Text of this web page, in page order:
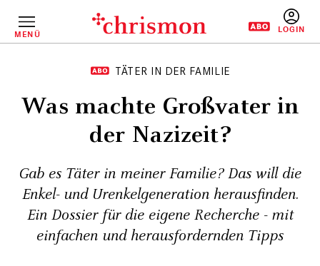
InhaltMENÜ
TÄTER IN DER FAMILIE
Was machte Großvater in
der Nazizeit?
Gab es Täter in meiner Familie? Das will die
Enkel- und Urenkelgeneration herausfinden.
Ein Dossier für die eigene Recherche - mit
einfachen und herausfordernden Tipps